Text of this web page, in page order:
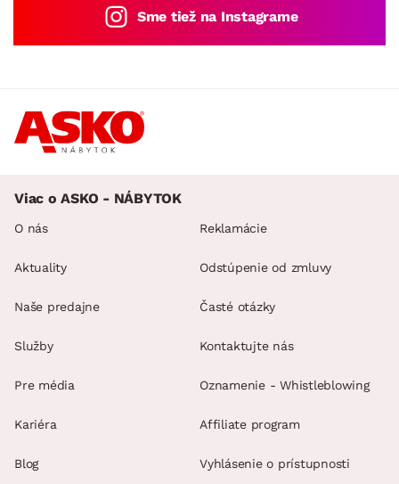
Sme tiež na Instagrame
Viac o ASKO - NÁBYTOK
O nás
Aktuality
Naše predajne
Služby
Pre média
Kariéra
Blog
Reklamácie
Odstúpenie od zmluvy
Časté otázky
Kontaktujte nás
Oznamenie - Whistleblowing
Affiliate program
Vyhlásenie o prístupnosti